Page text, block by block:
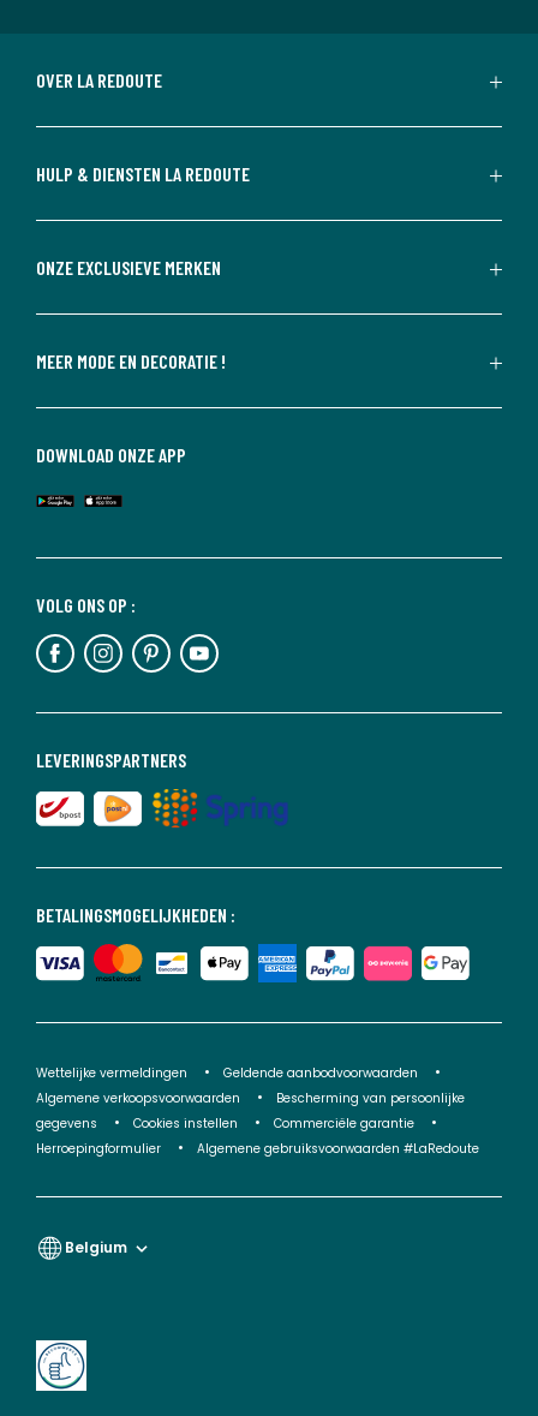
OVER LA REDOUTE
HULP & DIENSTEN LA REDOUTE
ONZE EXCLUSIEVE MERKEN
MEER MODE EN DECORATIE !
BETALINGSMOGELIJKHEDEN :
LEVERINGSPARTNERS
VOLG ONS OP :
DOWNLOAD ONZE APP
Wettelijke vermeldingen
Geldende aanbodvoorwaarden
Algemene verkoopsvoorwaarden
Bescherming van persoonlijke
gegevens
Cookies instellen
Commerciële garantie
Herroepingformulier
Algemene gebruiksvoorwaarden #LaRedoute
Belgium